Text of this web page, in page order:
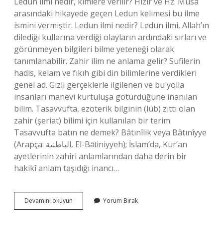
arasındaki hikayede geçen Ledun kelimesi bu ilme
ismini vermiştir. Ledun ilmi nedir? Ledun ilmi, Allah’ın
dilediği kullarına verdiği olayların ardındaki sırları ve
görünmeyen bilgileri bilme yeteneği olarak
tanımlanabilir. Zahir ilim ne anlama gelir? Sufilerin
hadis, kelam ve fıkıh gibi din bilimlerine verdikleri
genel ad. Gizli gerçeklerle ilgilenen ve bu yolla
insanları manevi kurtuluşa götürdüğüne inanılan
bilim. Tasavvufta, ezoterik bilginin (lüb) zıttı olan
zahir (şeriat) bilimi için kullanılan bir terim.
Tasavvufta batın ne demek? Bâtınîlik veya Bâtınîyye
(Arapça: الباطنية, El-Bāṭiniyyeh); İslam’da, Kur’an
ayetlerinin zahiri anlamlarından daha derin bir
hakikî anlam taşıdığı inancı…
Devamını okuyun
Ilim
Yorum Bırak